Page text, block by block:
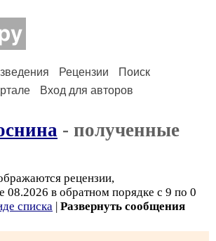
Рецензии
Поиск
Вход для авторов
- полученные
рецензии,
08.2026 в обратном порядке с 9 по 0
списка | Развернуть сообщения